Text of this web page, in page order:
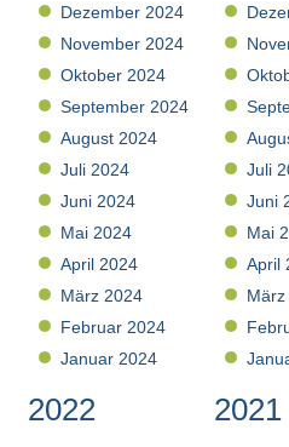
Dezember 2024
November 2024
Oktober 2024
September 2024
August 2024
Juli 2024
Juni 2024
Mai 2024
April 2024
März 2024
Februar 2024
Januar 2024
Juli
Juni
Mai
April
2022 2021